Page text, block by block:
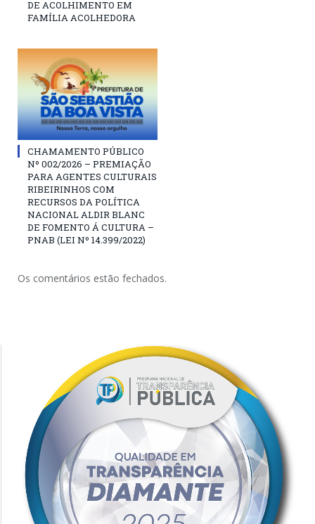
DE ACOLHIMENTO EM
FAMÍLIA ACOLHEDORA
CHAMAMENTO PÚBLICO
Nº 002/2026 – PREMIAÇÃO
PARA AGENTES CULTURAIS
RIBEIRINHOS COM
RECURSOS DA POLÍTICA
NACIONAL ALDIR BLANC
DE FOMENTO Á CULTURA –
PNAB (LEI Nº 14.399/2022)
Os comentários estão fechados.